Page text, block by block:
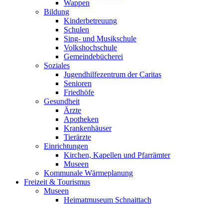
Wappen
Bildung
Kinderbetreuung
Schulen
Sing- und Musikschule
Volkshochschule
Gemeindebücherei
Soziales
Jugendhilfezentrum der Caritas
Senioren
Friedhöfe
Gesundheit
Ärzte
Apotheken
Krankenhäuser
Tierärzte
Einrichtungen
Kirchen, Kapellen und Pfarrämter
Museen
Kommunale Wärmeplanung
Freizeit & Tourismus
Museen
Heimatmuseum Schnaittach